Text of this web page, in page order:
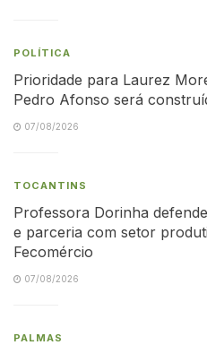
POLÍTICA
Prioridade para Laurez
Pedro Afonso será
07/08/2026
TOCANTINS
Professora Dorinha
e parceria com setor
Fecomércio
07/08/2026
PALMAS